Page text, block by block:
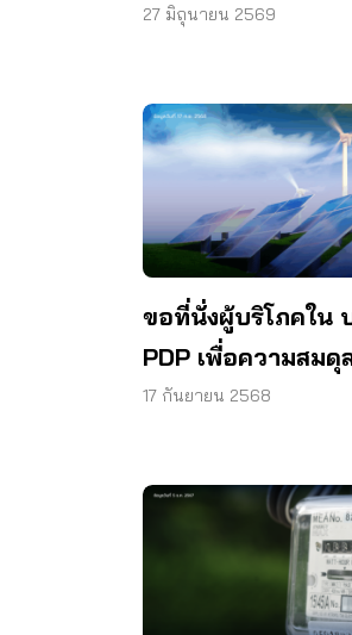
รัฐจริงใจต้องแก้ที่ “
27 มิถุนายน 2569
ขอที่นั่งผู้บริโภคใน
PDP เพื่อความสมดุ
17 กันยายน 2568